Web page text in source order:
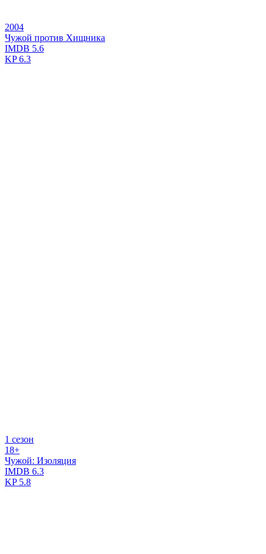
2004
Чужой против Хищника
IMDB 5.6
KP6.3
1 сезон
18+
Чужой: Изоляция
IMDB 6.3
KP5.8